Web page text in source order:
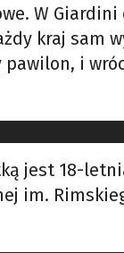
W
kraj sam
pawilon, i
jest 18-
im.